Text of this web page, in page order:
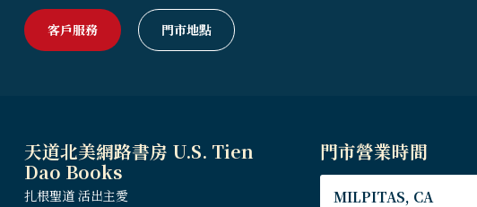
客戶服務 門市地點
天道北美網路書房 U.S. Tien
Dao Books
扎根聖道 活出主愛
門市營業時間
MILPITAS, CA